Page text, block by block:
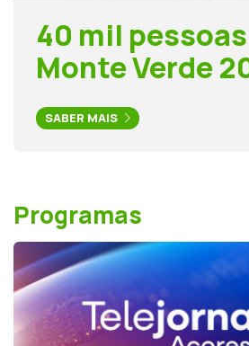
40 mil pessoas
Monte Verde
SABER MAIS
Programas